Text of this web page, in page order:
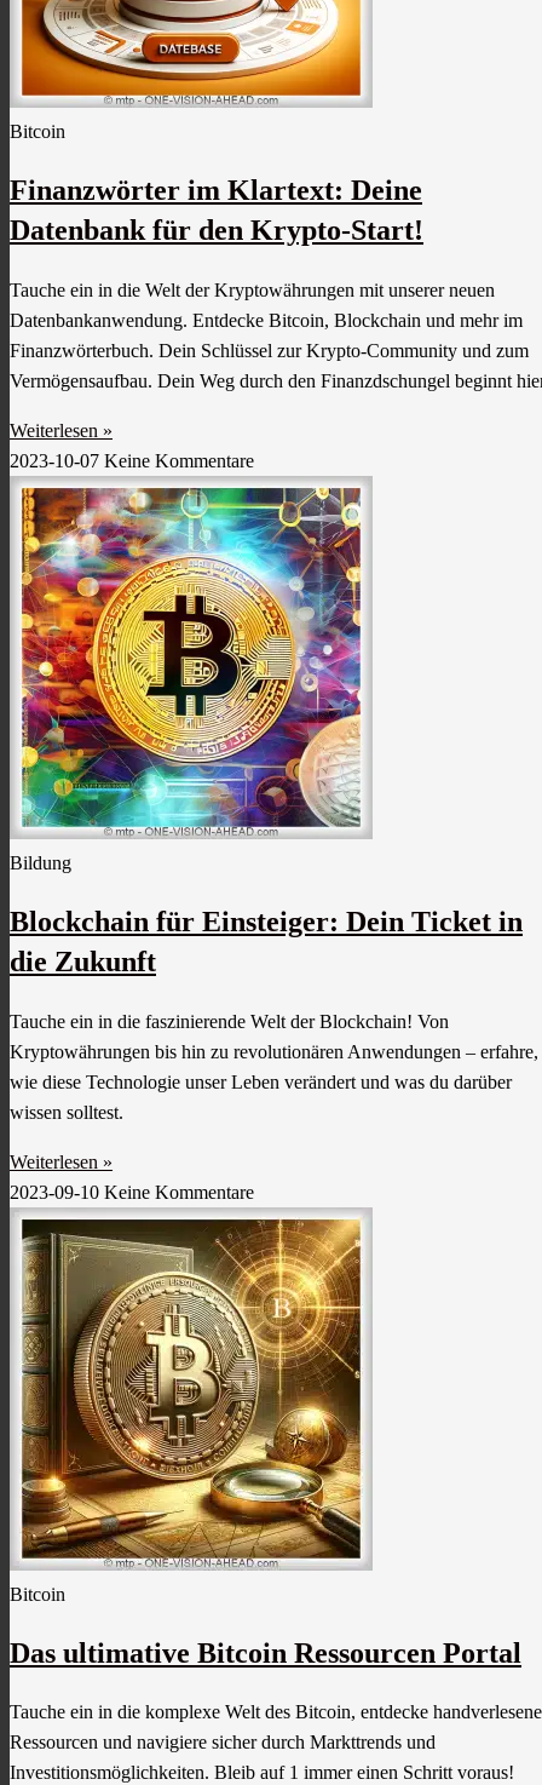
Bitcoin
Finanzwörter im Klartext: Deine
Datenbank für den Krypto-Start!
Tauche ein in die Welt der Kryptowährungen mit unserer neuen
Datenbankanwendung. Entdecke Bitcoin, Blockchain und mehr im
Finanzwörterbuch. Dein Schlüssel zur Krypto-Community und zum
Vermögensaufbau. Dein Weg durch den Finanzdschungel beginnt
Weiterlesen »
2023-10-07 Keine Kommentare
Bildung
Blockchain für Einsteiger: Dein Ticket in
die Zukunft
Tauche ein in die faszinierende Welt der Blockchain! Von
Kryptowährungen bis hin zu revolutionären Anwendungen – erfahre,
wie diese Technologie unser Leben verändert und was du darüber
wissen solltest.
Weiterlesen »
2023-09-10 Keine Kommentare
Bitcoin
Das ultimative Bitcoin Ressourcen Portal
Tauche ein in die komplexe Welt des Bitcoin, entdecke handverlesene
Ressourcen und navigiere sicher durch Markttrends und
Investitionsmöglichkeiten. Bleib auf ​1​ immer einen Schritt voraus!